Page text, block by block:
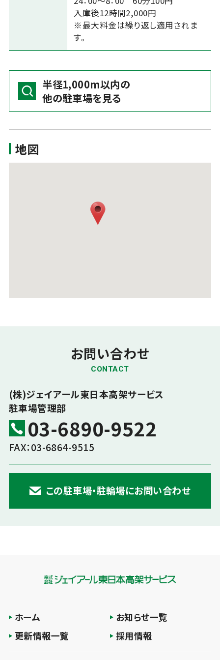
入庫後12時間2,000円
※最大料金は繰り返し適用されま
す。
半径1,000m以内の
他の駐車場を見る
地図
お問い合わせ
CONTACT
(株)ジェイアール東日本高架サービス
駐車場管理部
03-6890-9522
FAX：03-6864-9515
この駐車場・駐輪場にお問い合わせ
ホーム
お知らせ一覧
更新情報一覧
採用情報